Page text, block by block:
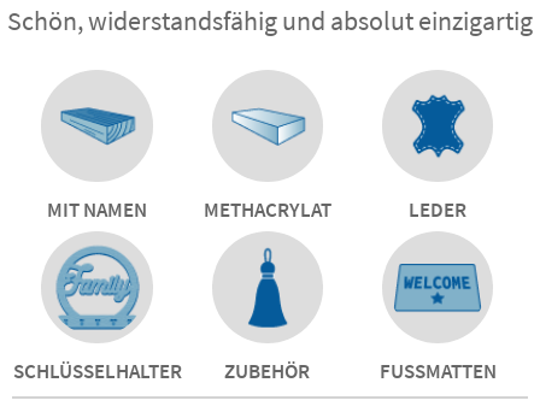
Schön, widerstandsfähig und absolut einzigartig
MIT NAMEN METHACRYLAT LEDER
SCHLÜSSELHALTER ZUBEHÖR FUSSMATTEN